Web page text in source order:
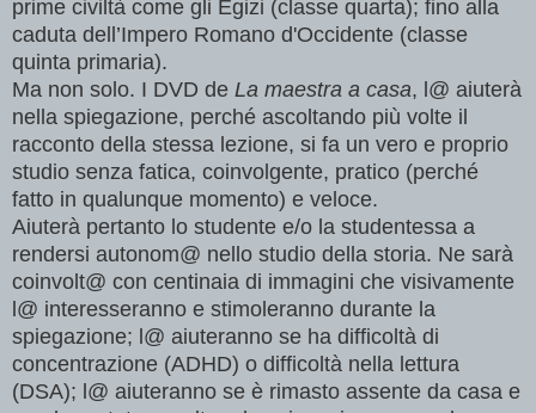
prime civiltà come gli Egizi (classe quarta); fino alla
caduta dell’Impero Romano d'Occidente (classe
quinta primaria).
Ma non solo. I DVD de La maestra a casa, l@ aiuterà
nella spiegazione, perché ascoltando più volte il
racconto della stessa lezione, si fa un vero e proprio
studio senza fatica, coinvolgente, pratico (perché
fatto in qualunque momento) e veloce.
Aiuterà pertanto lo studente e/o la studentessa a
rendersi autonom@ nello studio della storia. Ne sarà
coinvolt@ con centinaia di immagini che visivamente
l@ interesseranno e stimoleranno durante la
spiegazione; l@ aiuteranno se ha difficoltà di
concentrazione (ADHD) o difficoltà nella lettura
(DSA); l@ aiuteranno se è rimasto assente da casa e